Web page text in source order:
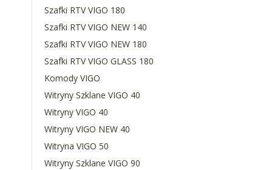
Szafki RTV VIGO 180
Szafki RTV VIGO NEW 140
Szafki RTV VIGO NEW 180
Szafki RTV VIGO GLASS 180
Komody VIGO
Witryny Szklane VIGO 40
Witryny VIGO 40
Witryny VIGO NEW 40
Witryna VIGO 50
Witryny Szklane VIGO 90